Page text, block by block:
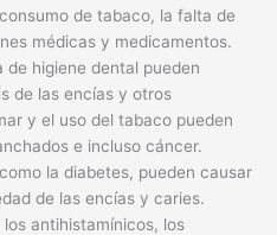
de tabaco, la falta de
médicas y medicamentos.
higiene dental pueden
de las encías y otros
y el uso del tabaco pueden
e incluso cáncer.
la diabetes, pueden causar
de las encías y caries.
antihistamínicos, los